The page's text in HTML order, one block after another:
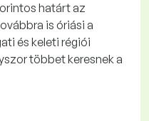
határt az
is óriási a
és keleti régiói
többet keresnek a